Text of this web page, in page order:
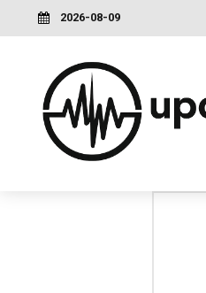
2026-08-09